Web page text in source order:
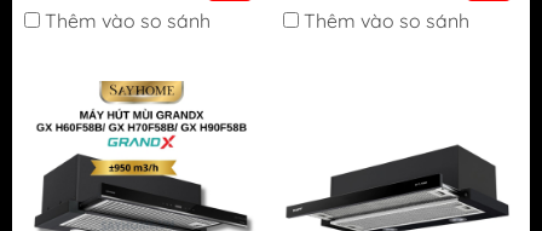
Thêm vào so sánh Thêm vào so sánh